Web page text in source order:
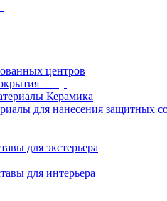
центров
Керамика
для нанесения защитных
для экстерьера
для интерьера